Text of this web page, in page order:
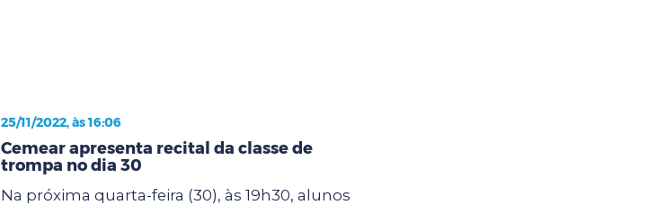
25/11/2022, às 16:06
Cemear apresenta recital da classe de
trompa no dia 30
Na próxima quarta-feira (30), às 19h30, alunos